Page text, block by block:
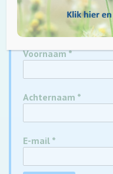
dagelijkse update
wekelijkse
nieuwsbrief
Voornaam*
Achternaam *
E-mail *